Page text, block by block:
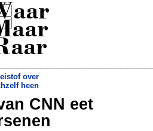
over
heen
Gents stel radeloos: Er zitten elf Roma
en een hond in ons huis»
CNN eet